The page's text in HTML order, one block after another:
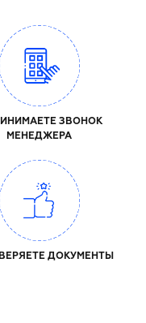
ЗВОНОК
МЕНЕДЖЕРА
ДОКУМЕНТЫ